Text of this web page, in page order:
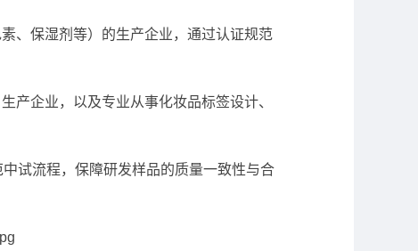
、保湿剂等）的生产企业，通过认证规范
产企业，以及专业从事化妆品标签设计、
试流程，保障研发样品的质量一致性与合